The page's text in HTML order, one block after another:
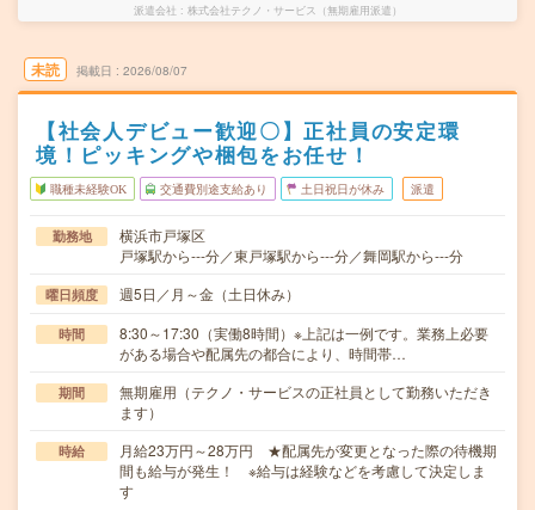
派遣会社 株式会社テクノ・サービス（無期雇用派遣）
未読 掲載日 2026/08/07
【社会人デビュー歓迎〇】正社員の安定環
境！ピッキングや梱包をお任せ！
職種未経験OK 交通費別途支給あり 土日祝日が休み 派遣
勤務地
横浜市戸塚区
戸塚駅から---分／東戸塚駅から---分／舞岡駅から---分
曜日頻度 週5日／月～金（土日休み）
時間
8:30～17:30（実働8時間）※上記は一例です。業務上必要
がある場合や配属先の都合により、時間帯…
期間
無期雇用（テクノ・サービスの正社員として勤務いただき
ます）
時給
月給23万円～28万円 ★配属先が変更となった際の待機期
間も給与が発生！ ※給与は経験などを考慮して決定しま
す